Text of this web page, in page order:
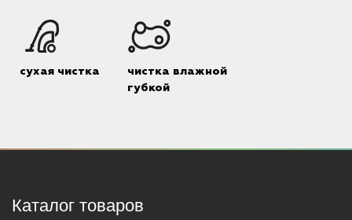
сухая чистка
чистка влажной
губкой
Каталог товаров